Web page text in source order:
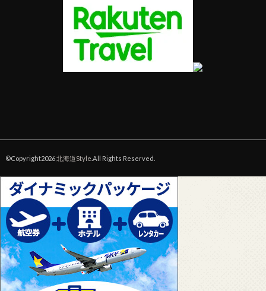
©Copyright2026北海道Style .All Rights Reserved.